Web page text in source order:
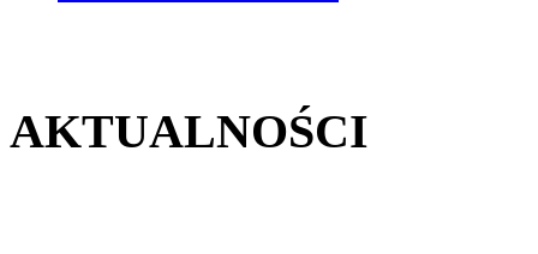
AKTUALNOŚCI